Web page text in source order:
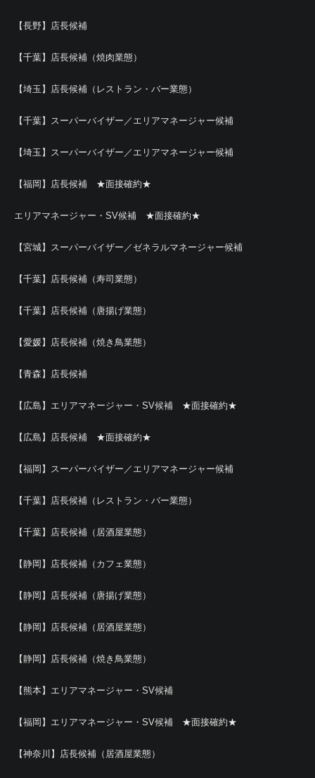
【長野】店長候補
【千葉】店長候補（焼肉業態）
【埼玉】店長候補（レストラン・バー業態）
【千葉】スーパーバイザー／エリアマネージャー候補
【埼玉】スーパーバイザー／エリアマネージャー候補
【福岡】店長候補 ★面接確約★
エリアマネージャー・SV候補 ★面接確約★
【宮城】スーパーバイザー／ゼネラルマネージャー候補
【千葉】店長候補（寿司業態）
【千葉】店長候補（唐揚げ業態）
【愛媛】店長候補（焼き鳥業態）
【青森】店長候補
【広島】エリアマネージャー・SV候補 ★面接確約★
【広島】店長候補 ★面接確約★
【福岡】スーパーバイザー／エリアマネージャー候補
【千葉】店長候補（レストラン・バー業態）
【千葉】店長候補（居酒屋業態）
【静岡】店長候補（カフェ業態）
【静岡】店長候補（唐揚げ業態）
【静岡】店長候補（居酒屋業態）
【静岡】店長候補（焼き鳥業態）
【熊本】エリアマネージャー・SV候補
【福岡】エリアマネージャー・SV候補 ★面接確約★
【神奈川】店長候補（居酒屋業態）